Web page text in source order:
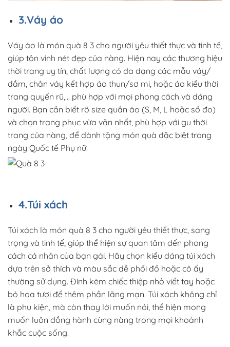
3.Váy áo
Váy áo là món quà 8 3 cho người yêu thiết thực và tinh tế,
giúp tôn vinh nét đẹp của nàng. Hiện nay các thương hiệu
thời trang uy tín, chất lượng có đa dạng các mẫu váy/
đầm, chân váy kết hợp áo thun/sơ mi, hoặc áo kiểu thời
trang quyến rũ,… phù hợp với mọi phong cách và dáng
người. Bạn cần biết rõ size quần áo (S, M, L hoặc số đo)
và chọn trang phục vừa vặn nhất, phù hợp với gu thời
trang của nàng, để dành tặng món quà đặc biệt trong
ngày Quốc tế Phụ nữ.
4.Túi xách
Túi xách là món quà 8 3 cho người yêu thiết thực, sang
trọng và tinh tế, giúp thể hiện sự quan tâm đến phong
cách cá nhân của bạn gái. Hãy chọn kiểu dáng túi xách
dựa trên sở thích và màu sắc dễ phối đồ hoặc cô ấy
thường sử dụng. Đính kèm chiếc thiệp nhỏ viết tay hoặc
bó hoa tươi để thêm phần lãng mạn. Túi xách không chỉ
là phụ kiện, mà còn thay lời muốn nói, thể hiện mong
muốn luôn đồng hành cùng nàng trong mọi khoảnh
khắc cuộc sống.